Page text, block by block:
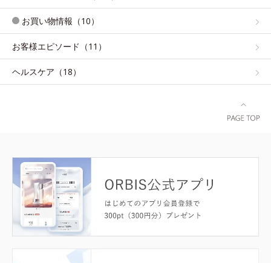
お買い物情報（10）
お客様エピソード（11）
ヘルスケア（18）